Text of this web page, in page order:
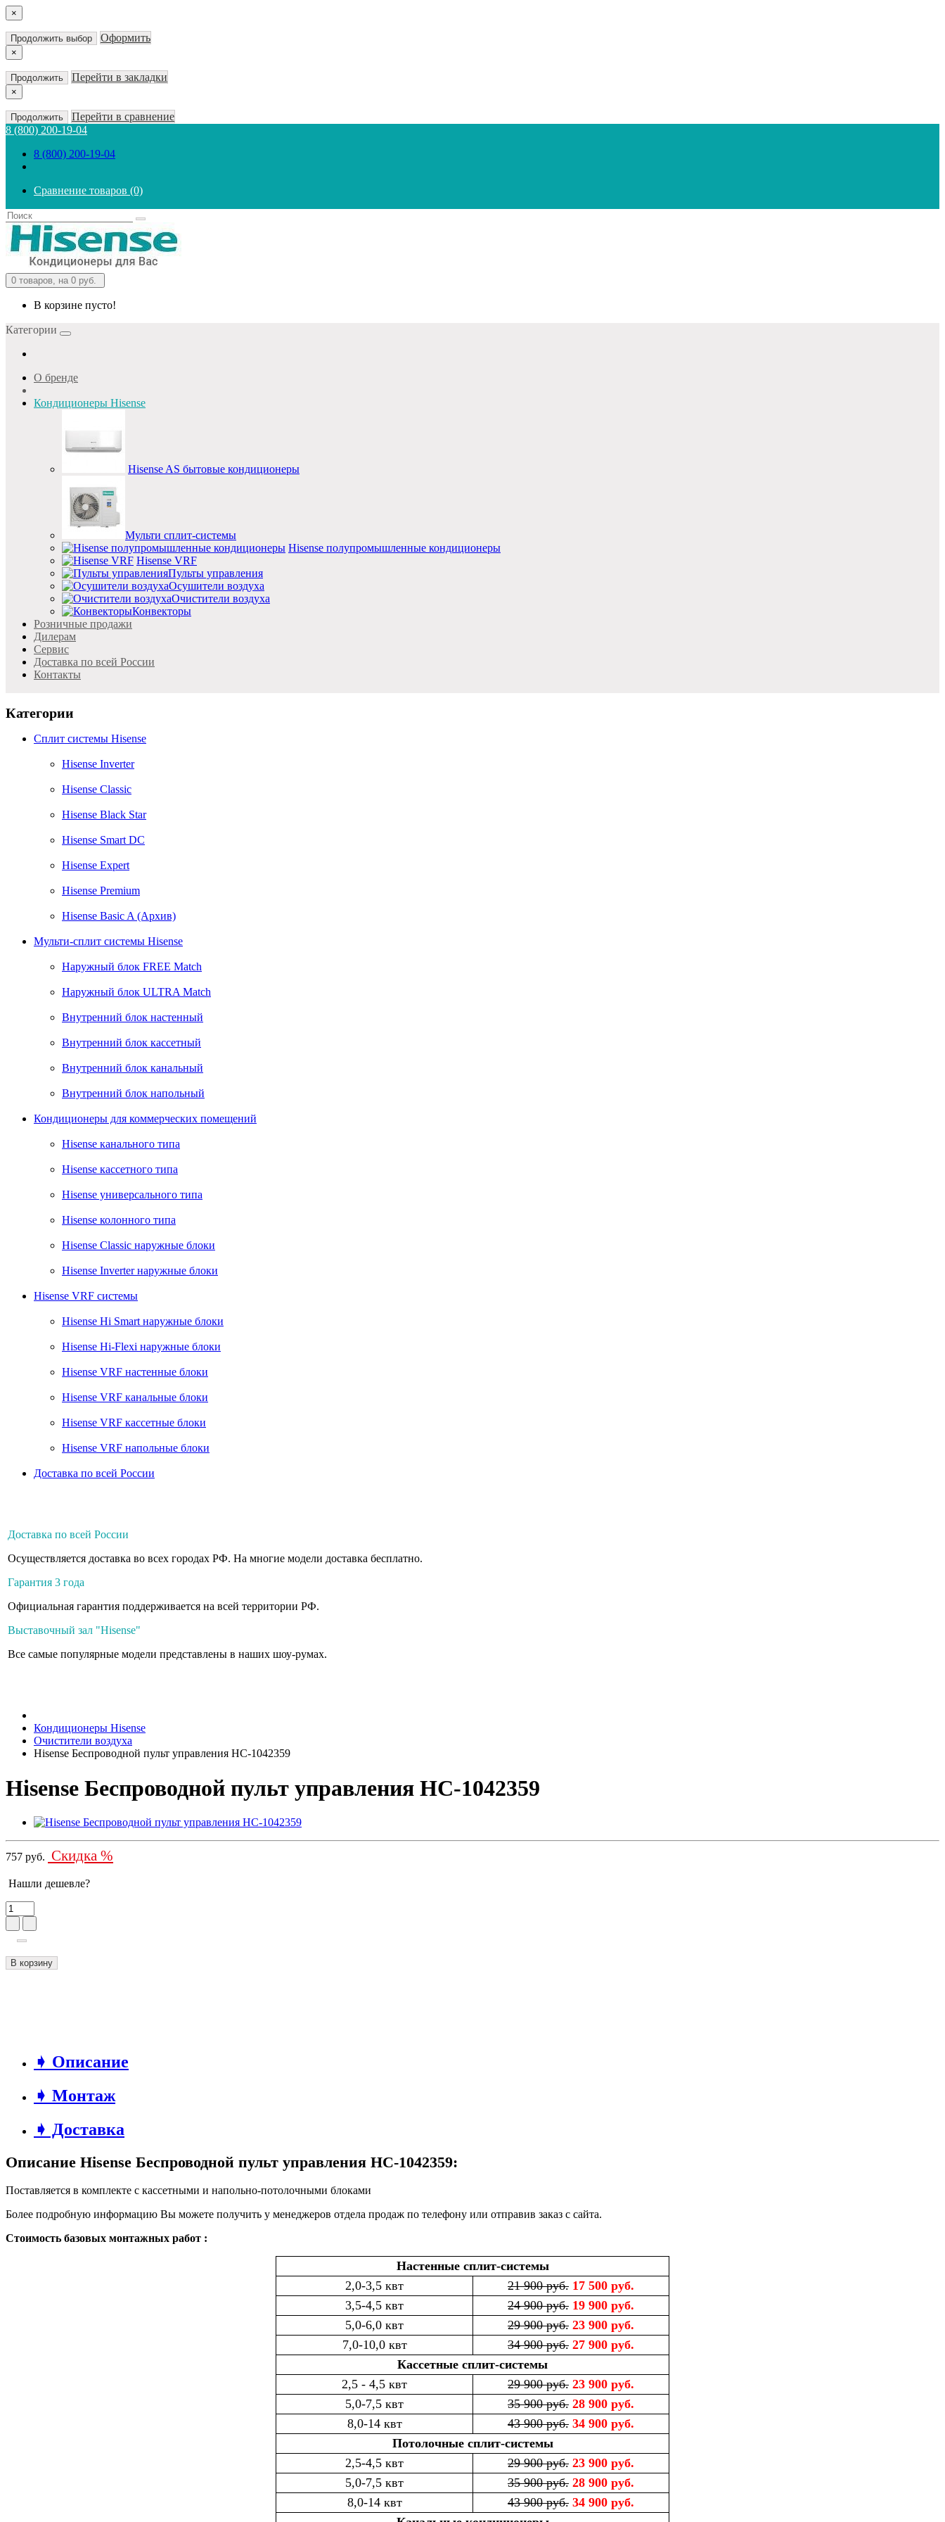
×
Продолжить выбор Оформить
×
Продолжить Перейти в закладки
×
Продолжить
Перейти в сравнение
8 (800) 200-19-04
8 (800) 200-19-04
Сравнение товаров (0)
0 товаров, на 0 руб.
В корзине пусто!
Категории
О бренде
Кондиционеры Hisense
Hisense AS бытовые кондиционеры
Мульти сплит-системы
Hisense полупромышленные кондиционеры
Hisense VRF
Пульты управления
Осушители воздуха
Очистители воздуха
Конвекторы
Розничные продажи
Дилерам
Cервис
Доставка по всей России
Контакты
Категории
Сплит системы Hisense
Hisense Inverter
Hisense Classic
Hisense Black Star
Hisense Smart DC
Hisense Expert
Hisense Premium
Hisense Basic A (Архив)
Мульти-сплит системы Hisense
Наружный блок FREE Match
Наружный блок ULTRA Match
Внутренний блок настенный
Внутренний блок кассетный
Внутренний блок канальный
Внутренний блок напольный
Кондиционеры для коммерческих помещений
Hisense канального типа
Hisense кассетного типа
Hisense универсального типа
Hisense колонного типа
Hisense Classic наружные блоки
Hisense Inverter наружные блоки
Hisense VRF системы
Hisense Hi Smart наружные блоки
Hisense Hi-Flexi наружные блоки
Hisense VRF настенные блоки
Hisense VRF канальные блоки
Hisense VRF кассетные блоки
Hisense VRF напольные блоки
Доставка по всей России
Доставка по всей России
Осуществляется доставка во всех городах РФ. На многие модели доставка бесплатно.
Гарантия 3 года
Официальная гарантия поддерживается на всей территории РФ.
Выставочный зал "Hisense"
Все самые популярные модели представлены в наших шоу-румах.
Кондиционеры Hisense
Очистители воздуха
Hisense Беспроводной пульт управления НС-1042359
Hisense Беспроводной пульт управления НС-1042359
757 руб. Скидка %
Нашли дешевле?
В корзину
➧ Описание
➧ Монтаж
➧ Доставка
Описание Hisense Беспроводной пульт управления НС-1042359:
Поставляется в комплекте с кассетными и напольно-потолочными блоками
Более подробную информацию Вы можете получить у менеджеров отдела продаж по телефону или отправив заказ с сайта.
Стоимость базовых монтажных работ :
Настенные сплит-системы
2,0-3,5 квт
21 900 руб. 17 500 руб.
3,5-4,5 квт
24 900 руб. 19 900 руб.
5,0-6,0 квт
29 900 руб. 23 900 руб.
7,0-10,0 квт
34 900 руб. 27 900 руб.
Кассетные сплит-системы
2,5 - 4,5 квт
29 900 руб. 23 900 руб.
5,0-7,5 квт
35 900 руб. 28 900 руб.
8,0-14 квт
43 900 руб. 34 900 руб.
Потолочные сплит-системы
2,5-4,5 квт
29 900 руб. 23 900 руб.
5,0-7,5 квт
35 900 руб. 28 900 руб.
8,0-14 квт
43 900 руб. 34 900 руб.